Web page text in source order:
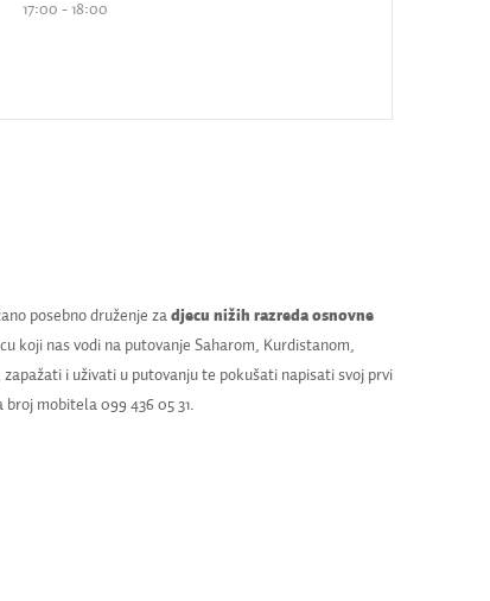
17:00 - 18:00
posebno druženje zadjecu nižih razreda osnovne
koji nas vodi na putovanje Saharom, Kurdistanom,
i uživati u putovanju te pokušati napisati svoj prvi
mobitela 099 436 05 31.